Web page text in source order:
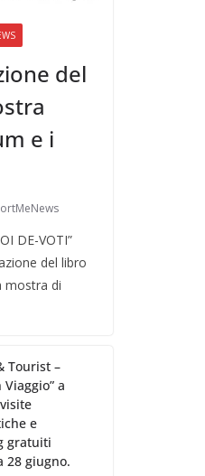
del
e i
DE-VOTI”
del libro
mostra di
Tourist –
Viaggio” a
e
gratuiti
28 giugno.